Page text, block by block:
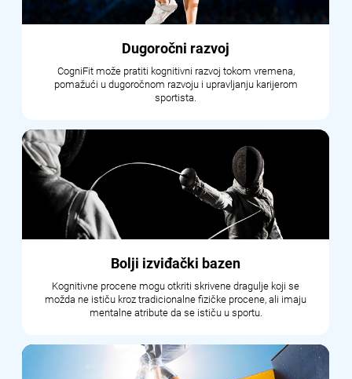
Dugoročni razvoj
CogniFit može pratiti kognitivni razvoj tokom vremena,
pomažući u dugoročnom razvoju i upravljanju karijerom
sportista.
Bolji izviđački bazen
Kognitivne procene mogu otkriti skrivene dragulje koji se
možda ne ističu kroz tradicionalne fizičke procene, ali imaju
mentalne atribute da se ističu u sportu.